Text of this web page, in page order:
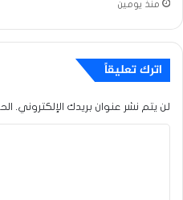
منذ يومين
اترك تعليقاً
لن يتم نشر عنوان بريدك الإلكتروني.